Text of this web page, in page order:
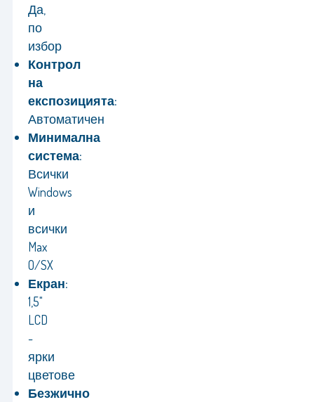
Да,
по
избор
Контрол
на
експозицията:
Автоматичен
Минимална
система:
Всички
Windows
и
всички
Max
O/SX
Екран:
1,5"
LCD
-
ярки
цветове
Безжично